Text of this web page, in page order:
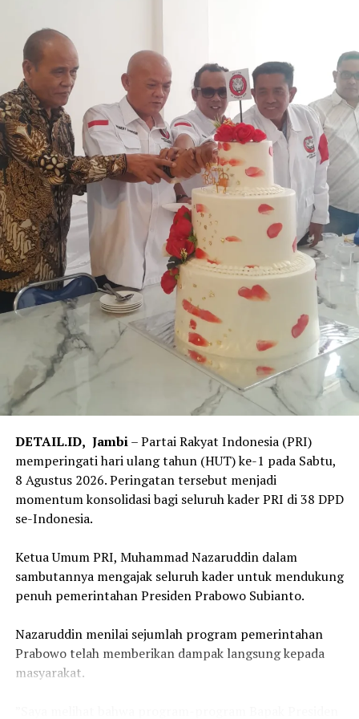
tanah selesai diukur, selanjutnya proses penyelesaian
Peta Bidang Tanah (PBT) ditargetkan rampung
maksimal lima hari.
“Kami sudah buat keputusan, masa tunggu kalau kita
datang, misal masyarakat datang Selasa, daftar untuk
minta diukur tanahnya, paling lambat Senin depan
harus sudah diukur. Tujuh hari paling lambat. Setelah itu
jadi, peta bidangnya paling lambat lima hari harus sudah
jadi,” kata Menteri Nusron.
Di hadapan Gubernur, Wakil Gubernur, Sekretaris
Daerah, serta para Bupati/Wali Kota se-NTT, Menteri
Nusron juga menjelaskan terkait layanan pertanahan
yang berhubungan langsung dengan peran Pemda, yaitu
layanan Peralihan Hak. Menurutnya, salah satu kendala
yang menghambat proses Peralihan Hak atau balik nama
adalah lamanya proses verifikasi Bea Perolehan Hak atas
Tanah dan Bangunan (BPHTB).
Oleh karena itu, Menteri ATR/Kepala BPN mengajak
para kepala daerah untuk memperkuat kerja sama
melalui integrasi data antara Nomor Identifikasi Bidang
(NIB) atau Nomor Induk Bidang Tanah dengan Nomor
Objek Pajak (NOP). Integrasi tersebut diharapkan
mampu menyinkronkan data pertanahan dan
tanah sehingga penetapan BPHTB menjadi lebih akurat.
“Peralihan Hak itu saat jual beli tanah kan perlu balik
nama, saat ini juga lama. Alasannya macam-macam,
salah satunya verifikasi BPHTB-nya lama. Karena itu,
saya butuh NOP sama dengan NIB sinkron dan cepat,
supaya verifikasi BPHTB cepat. Sekarang, kami buat
aturan main, verifikasi BPHTB di Pemda maksimal harus
DETAIL.ID, Jambi– Partai Rakyat Indonesia (PRI)
memperingati hari ulang tahun (HUT) ke-1 pada Sabtu,
8 Agustus 2026. Peringatan tersebut menjadi
momentum konsolidasi bagi seluruh kader PRI di 38 DPD
se-Indonesia.
‎Ketua Umum PRI, Muhammad Nazaruddin dalam
sambutannya mengajak seluruh kader untuk mendukung
penuh pemerintahan Presiden Prabowo Subianto.
‎Nazaruddin menilai sejumlah program pemerintahan
Prabowo telah memberikan dampak langsung kepada
masyarakat.